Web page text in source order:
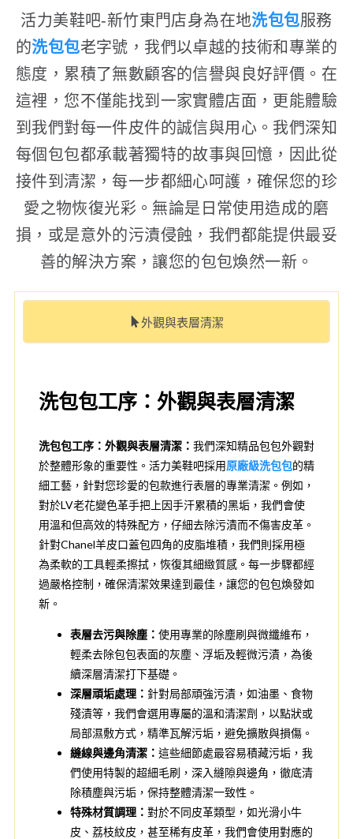
活力美鞋吧-新竹東門店身為在地洗包包服務
的洗包包老字號，我們以卓越的技術和專業的
態度，累積了無數顧客的信譽與良好評價。在
這裡，您不僅能找到一家實體店面，更能體驗
到我們對每一件皮件的誠信與用心。我們深知
每個包包都承載著獨特的故事與回憶，因此從
接件到清潔，每一步都細心呵護，確保您的珍
愛之物恢復光彩。無論是日常使用造成的磨
損，或是意外的污漬侵蝕，我們都能提供最妥
善的解決方案，讓您的包包煥然一新。
外觀與表層清潔
洗包包工序：外觀與表層清潔
洗包包工序：外觀與表層清潔： 我們深知精品包包外觀對
於整體形象的重要性。活力美鞋吧採用原廠級洗包包的精
細工藝，針對您珍愛的包款進行表層的專業清潔。例如，
對於LV老花變色革手把上因手汗累積的黑垢，我們會使
用溫和但高效的特殊配方，仔細去除污漬而不傷害皮革。
針對Chanel羊皮口蓋包四角的皮脂堆積，我們則採用極
為柔軟的工具輕柔擦拭，恢復其細緻質感。每一步驟都經
過嚴格控制，確保清潔效果達到最佳，讓您的包包煥發如
新。
表層去污與除塵： 使用專業的除塵刷與微纖維布，
輕柔去除包包表面的灰塵、浮垢及輕微污漬，為後
續深層清潔打下基礎。
深層頑垢處理： 針對局部頑強污漬，如油墨、食物
殘漬等，我們會選用專屬的溫和清潔劑，以點狀或
局部濕敷方式，精準瓦解污垢，避免擴散與損傷。
縫線與邊角清潔： 這些細節處最容易積藏污垢，我
們使用特製的超細毛刷，深入縫隙與邊角，徹底清
除積塵與污垢，保持整體清潔一致性。
特殊材質調理： 對於不同皮革類型，如光滑小牛
皮、荔枝紋皮，甚至稀有皮革，我們會使用對應的